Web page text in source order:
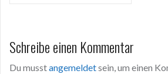
Schreibe einen Kommentar
Du musstangemeldetsein, um einen